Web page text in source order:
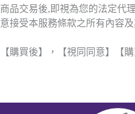
商品交易後,即視為您的法定代
意接受本服務條款之所有內容
【購買後】，【視同同意】【